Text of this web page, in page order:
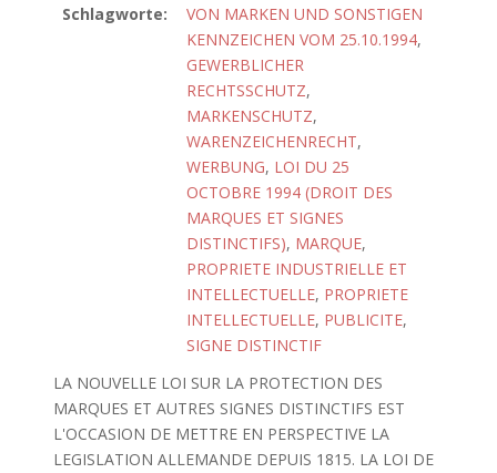
Schlagworte:
VON MARKEN UND SONSTIGEN
KENNZEICHEN VOM 25.10.1994,
GEWERBLICHER
RECHTSSCHUTZ,
MARKENSCHUTZ,
WARENZEICHENRECHT,
WERBUNG, LOI DU 25
OCTOBRE 1994 (DROIT DES
MARQUES ET SIGNES
DISTINCTIFS), MARQUE,
PROPRIETE INDUSTRIELLE ET
INTELLECTUELLE, PROPRIETE
INTELLECTUELLE, PUBLICITE,
SIGNE DISTINCTIF
LA NOUVELLE LOI SUR LA PROTECTION DES
MARQUES ET AUTRES SIGNES DISTINCTIFS EST
L'OCCASION DE METTRE EN PERSPECTIVE LA
LEGISLATION ALLEMANDE DEPUIS 1815. LA LOI DE